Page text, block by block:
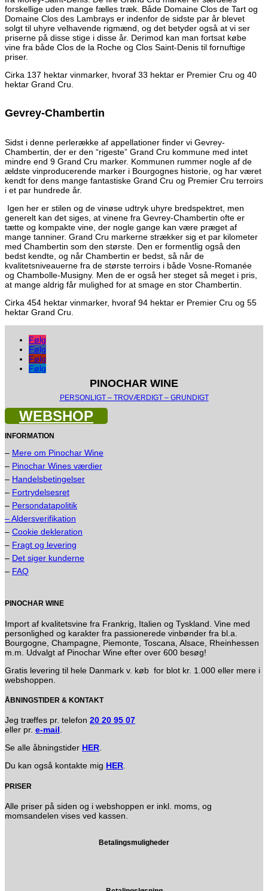
forskellige uden mange fælles træk. Både Domaine Clos de Tart og
Domaine Clos des Lambrays er indenfor de sidste par år blevet
solgt til uhyre velhavende rigmænd, og det betyder også at vi ser
priserne på disse stige i disse år. Derimod kan man fortsat købe
vine fra både Clos de la Roche og Clos Saint-Denis til fornuftige
priser.
Cirka 137 hektar vinmarker, hvoraf 33 hektar er Premier Cru og 40
hektar Grand Cru.
Gevrey-Chambertin
Sidst i denne perlerække af appellationer finder vi Gevrey-
Chambertin, der er den “rigeste” Grand Cru kommune med intet
mindre end 9 Grand Cru marker. Kommunen rummer nogle af de
ældste vinproducerende marker i Bourgognes historie, og har været
kendt for dens mange fantastiske Grand Cru og Premier Cru terroirs
i et par hundrede år.
Igen her er stilen og de vinøse udtryk uhyre bredspektret, men
generelt kan det siges, at vinene fra Gevrey-Chambertin ofte er
tætte og kompakte vine, der nogle gange kan være præget af
mange tanniner. Grand Cru markerne strækker sig et par kilometer
med Chambertin som den største. Den er formentlig også den
bedst kendte, og når Chambertin er bedst, så når de
kvalitetsniveauerne fra de største terroirs i både Vosne-Romanée
og Chambolle-Musigny. Men de er også her steget så meget i pris,
at mange aldrig får mulighed for at smage en stor Chambertin.
Cirka 454 hektar vinmarker, hvoraf 94 hektar er Premier Cru og 55
hektar Grand Cru.
Følg
Følg
Følg
Følg
PINOCHAR WINE
PERSONLIGT – TROVÆRDIGT – GRUNDIGT
WEBSHOP
INFORMATION
– Mere om Pinochar Wine
– Pinochar Wines værdier
– Handelsbetingelser
– Fortrydelsesret
– Persondatapolitik
– Aldersverifikation
– Cookie dekleration
– Fragt og levering
– Det siger kunderne
– FAQ
PINOCHAR WINE
Import af kvalitetsvine fra Frankrig, Italien og Tyskland. Vine med
personlighed og karakter fra passionerede vinbønder fra bl.a.
Bourgogne, Champagne, Piemonte, Toscana, Alsace, Rheinhessen
m.m. Udvalgt af Pinochar Wine efter over 600 besøg!
Gratis levering til hele Danmark v. køb for blot kr. 1.000 eller mere i
webshoppen.
ÅBNINGSTIDER & KONTAKT
Jeg træffes pr. telefon 20 20 95 07
eller pr. e-mail.
Se alle åbningstider HER.
Du kan også kontakte mig HER.
PRISER
Alle priser på siden og i webshoppen er inkl. moms, og
momsandelen vises ved kassen.
Betalingsmuligheder